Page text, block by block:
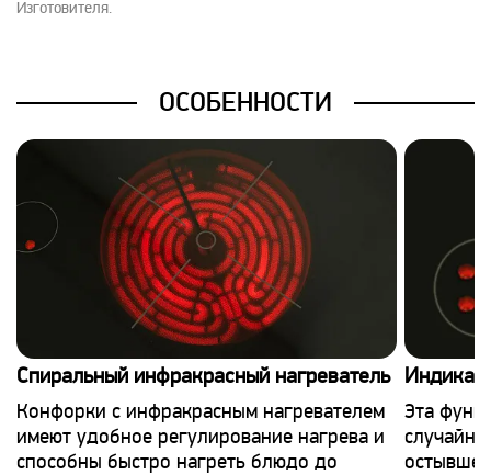
Изготовителя.
ОСОБЕННОСТИ
Спиральный инфракрасный нагреватель
Конфорки с инфракрасным нагревателем
имеют удобное регулирование нагрева и
способны быстро нагреть блюдо до
Эта